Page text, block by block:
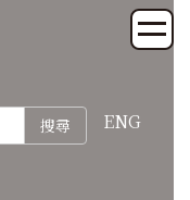
搜尋 ENG